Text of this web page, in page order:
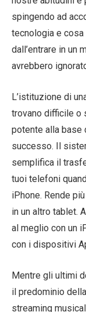
spingendo ad
tecnologia e
dall’entrare in un
avrebbero
L’istituzione di
trovano difficile o
potente alla base
successo. Il
semplifica il
tuoi telefoni
iPhone. Rende
in un altro tablet.
al meglio con un
con i dispositivi
Mentre gli ultimi
il predominio
streaming